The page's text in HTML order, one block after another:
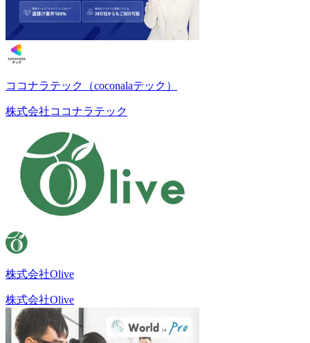
ココナラテック（coconalaテック）
株式会社ココナラテック
株式会社Olive
株式会社Olive